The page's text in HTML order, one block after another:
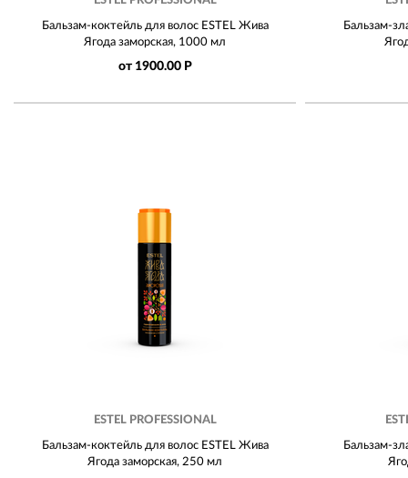
Бальзам-коктейль для волос ESTEL Жива
Ягода заморская, 1000 мл
от 1900.00 Р
Бальзам-
ESTEL PROFESSIONAL
Бальзам-коктейль для волос ESTEL Жива
Ягода заморская, 250 мл
Бальзам-